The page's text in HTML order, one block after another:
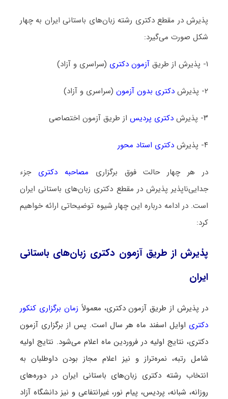
پذیرش در مقطع دکتری رشته زبان‌های باستانی ایران به چهار
شکل صورت می‌گیرد:
۱- پذیرش از طریق آزمون دکتری (سراسری و آزاد)
۲- پذیرش دکتری بدون آزمون(سراسری و آزاد)
۳- پذیرش دکتری پردیساز طریق آزمون اختصاصی
۴- پذیرش دکتری استاد محور
در هر چهار حالت فوق برگزاری مصاحبه دکتری جزء
جدایی‌ناپذیر پذیرش در مقطع دکتری زبان‌های باستانی ایران
است. در ادامه درباره این چهار شیوه توضیحاتی ارائه خواهیم
کرد:
پذیرش از طریق آزمون دکتری زبان‌های باستانی
ایران
در پذیرش از طریق آزمون دکتری، معمولاً زمان برگزاری کنکور
دکتری اوایل اسفند ماه هر سال است. پس از برگزاری آزمون
دکتری، نتایج اولیه در فروردین ماه اعلام می‌شود. نتایج اولیه
شامل رتبه، نمره‌تراز و نیز اعلام مجاز بودن داوطلبان به
انتخاب رشته دکتری زبان‌های باستانی ایران در دوره‌های
روزانه، شبانه، پردیس، پیام نور، غیرانتفاعی و نیز دانشگاه آزاد